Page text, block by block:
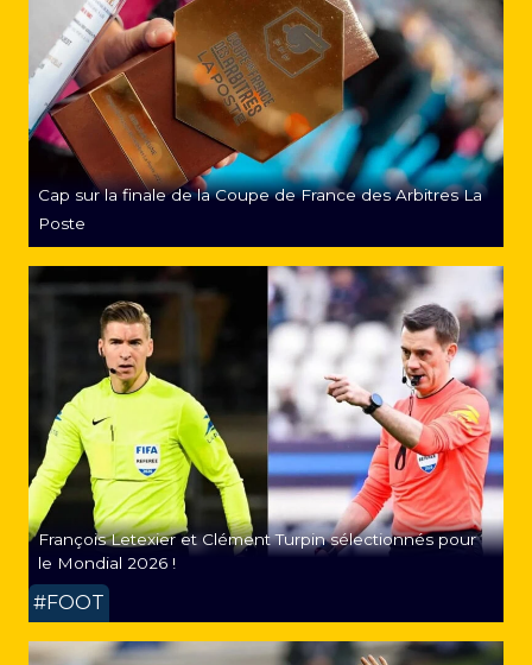
Cap sur la finale de la Coupe de France des Arbitres La
Poste
François Letexier et Clément Turpin sélectionnés pour
le Mondial 2026 !
#FOOT